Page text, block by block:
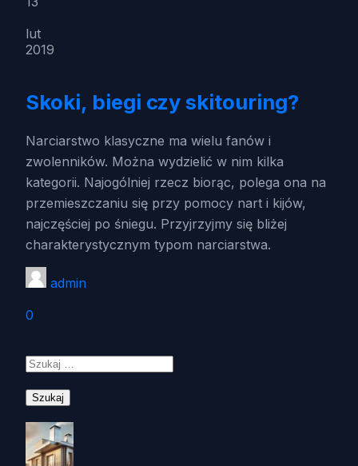
lut
2019
Skoki, biegi czy skitouring?
Narciarstwo klasyczne ma wielu fanów i
zwolenników. Można wydzielić w nim kilka
kategorii. Najogólniej rzecz biorąc, polega ona na
przemieszczaniu się przy pomocy nart i kijów,
najczęściej po śniegu. Przyjrzyjmy się bliżej
charakterystycznym typom narciarstwa.
admin
0